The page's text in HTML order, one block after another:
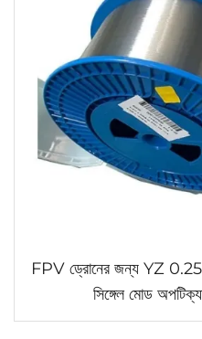
FPV ড্রোনের জন্য YZ
সিঙ্গেল মোড